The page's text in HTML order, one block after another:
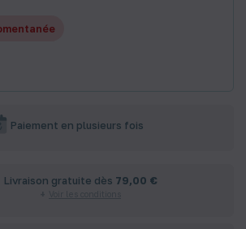
Paiement en plusieurs fois
Livraison gratuite dès 79,00 €